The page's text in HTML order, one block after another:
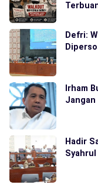
Defri:
Irham
Jangan
Hadir
Syahrul